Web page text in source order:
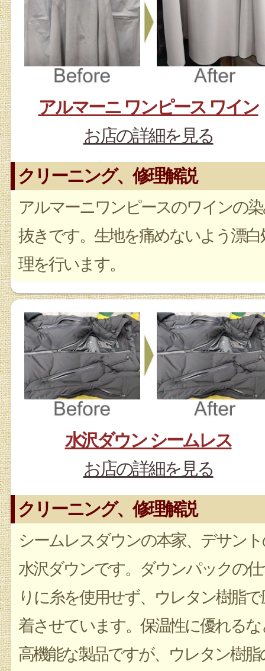
アルマーニ ワンピース ワイン
お店の詳細を見る
クリーニング、修理解説
アルマーニワンピースのワインの
抜きです。生地を痛めないよう漂白
理を行います。
水沢ダウン シームレス
お店の詳細を見る
クリーニング、修理解説
シームレスダウンの本家、デサン
水沢ダウンです。ダウンパックの
りに糸を使用せず、ウレタン樹脂で
着させています。保温性に優れるな
高機能な製品ですが、ウレタン樹脂